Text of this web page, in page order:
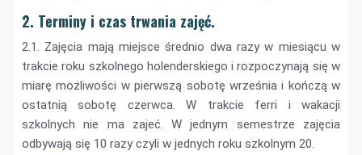
2. Terminy i czas trwania zajęć.
2.1. Zajęcia mają miejsce średnio dwa razy w miesiącu w
trakcie roku szkolnego holenderskiego i rozpoczynają się w
miarę możliwości w pierwszą sobotę września i kończą w
ostatnią sobotę czerwca. W trakcie ferri i wakacji
szkolnych nie ma zajeć. W jednym semestrze zajęcia
odbywają się 10 razy czyli w jednych roku szkolnym 20.